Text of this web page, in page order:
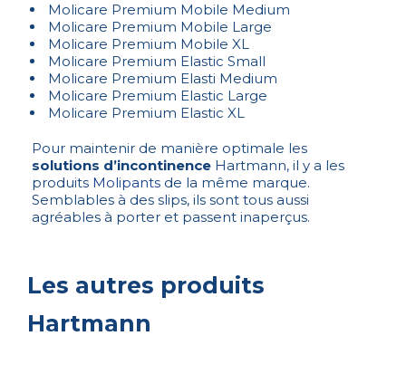
Molicare Premium Mobile Medium
Molicare Premium Mobile Large
Molicare Premium Mobile XL
Molicare Premium Elastic Small
Molicare Premium Elasti Medium
Molicare Premium Elastic Large
Molicare Premium Elastic XL
Pour maintenir de manière optimale les
solutions d’incontinence Hartmann, il y a les
produits Molipants de la même marque.
Semblables à des slips, ils sont tous aussi
agréables à porter et passent inaperçus.
Les autres produits
Hartmann